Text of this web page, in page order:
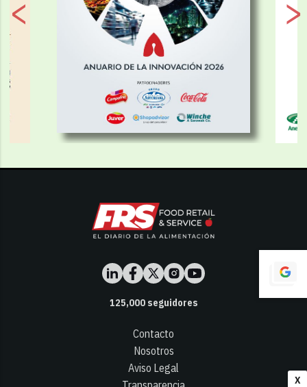
X
125,000seguidores
Contacto
Nosotros
Aviso Legal